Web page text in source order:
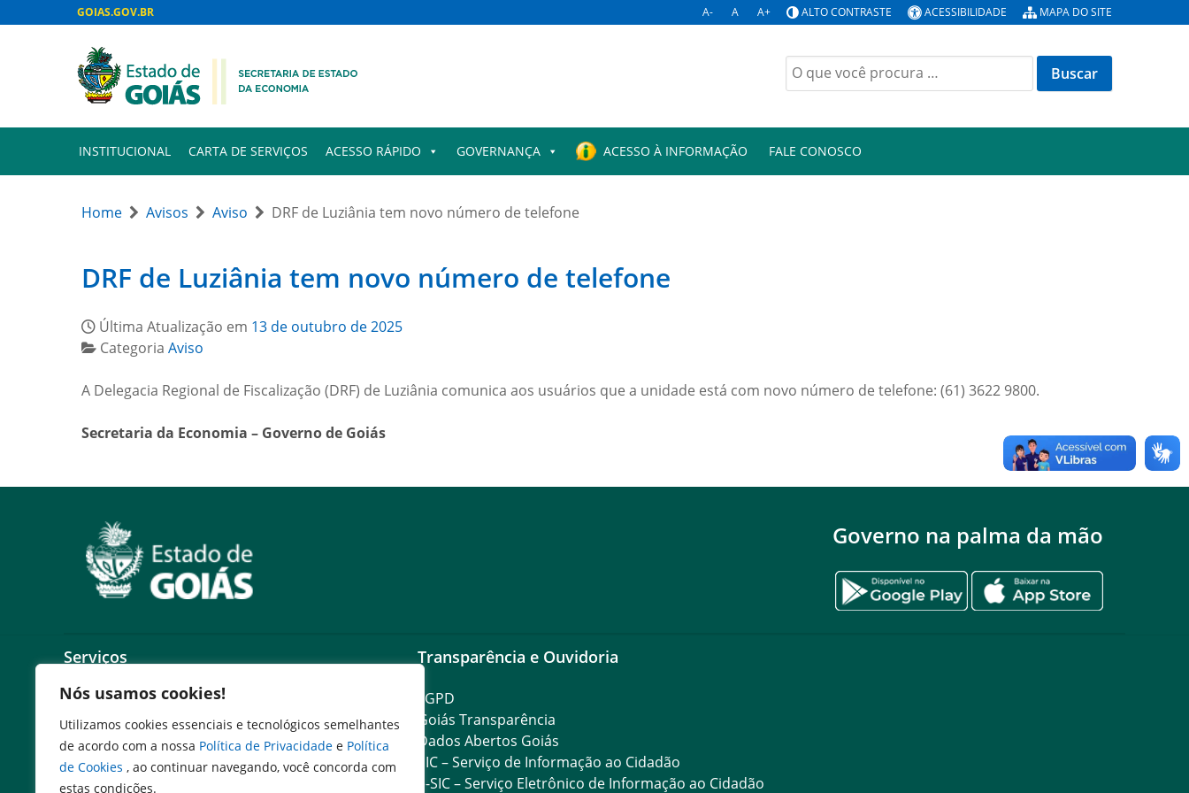
Nós usamos cookies!
Utilizamos cookies essenciais e tecnológicos semelhantes
de acordo com a nossa Política de Privacidade e Política
de Cookies , ao continuar navegando, você concorda com
estas condições.
GOIAS.GOV.BR A- A A+ ALTO CONTRASTE ACESSIBILIDADE MAPA DO SITE
INSTITUCIONAL CARTA DE SERVIÇOS ACESSO RÁPIDO GOVERNANÇA ACESSO À INFORMAÇÃO FALE CONOSCO
Home Avisos Aviso DRF de Luziânia tem novo número de telefone
DRF de Luziânia tem novo número de telefone
Última Atualização em 13 de outubro de 2025
Categoria Aviso
A Delegacia Regional de Fiscalização (DRF) de Luziânia comunica aos usuários que a unidade está com novo número de telefone: (61) 3622 9800.
Secretaria da Economia – Governo de Goiás
Governo na palma da mão
Serviços
Expresso Goiás
Expresso Aplicações
Expresso Servidor
SEI Governadoria
Cadastro de Autoridades
Transparência e Ouvidoria
LGPD
Goiás Transparência
Dados Abertos Goiás
SIC – Serviço de Informação ao Cidadão
e-SIC – Serviço Eletrônico de Informação ao Cidadão